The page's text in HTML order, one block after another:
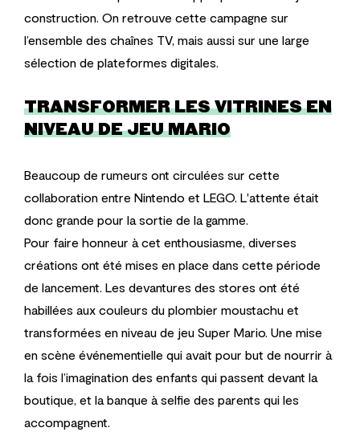
construction. On retrouve cette campagne sur
l’ensemble des chaînes TV, mais aussi sur une large
sélection de plateformes digitales.
TRANSFORMER LES VITRINES EN
NIVEAU DE JEU MARIO
Beaucoup de rumeurs ont circulées sur cette
collaboration entre Nintendo et LEGO. L'attente était
donc grande pour la sortie de la gamme.
Pour faire honneur à cet enthousiasme, diverses
créations ont été mises en place dans cette période
de lancement. Les devantures des stores ont été
habillées aux couleurs du plombier moustachu et
transformées en niveau de jeu Super Mario. Une mise
en scène événementielle qui avait pour but de nourrir à
la fois l’imagination des enfants qui passent devant la
boutique, et la banque à selfie des parents qui les
accompagnent.